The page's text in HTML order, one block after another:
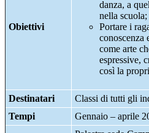
Obiettivi
danza, a
nella scuola;
Portare i
conoscenza
come arte
espressive,
così la
Destinatari
Classi di tutti gli
Tempi
Gennaio – aprile